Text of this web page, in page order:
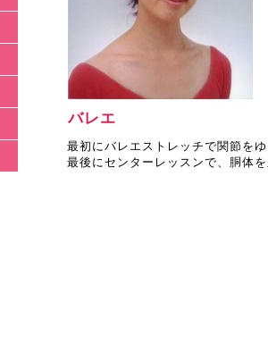
バレエ
最初にバレエストレッチで関節を
最後にセンターレッスンで、胴体